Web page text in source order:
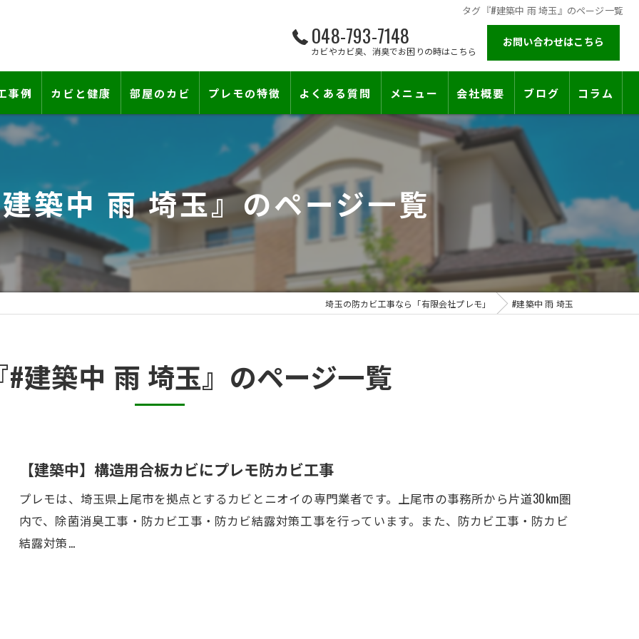
タグ『#建築中 雨 埼玉』のページ一覧
048-793-7148
カビやカビ臭、消臭でお困りの時はこちら
お問い合わせはこちら
―
事例 カビと健康 部屋のカビ
壁紙下地防カビ工事
壁紙カビ・壁紙下地のカビ
カビと結露対策
『またか…』の天井結露クレームに終止符を。賃貸オーナー様が最後に頼る専門工事
半地下・地下室のカビ
プレモの特徴
床下のカビ
建築中のカビ
漏水事故のカビ
雨漏りによるカビ
コンクリートのカビ
部屋の除菌消臭
よくある質問 メニュー 会社概要
施工対応エリア
ブログ コラム
築中 雨 埼玉』のページ一覧
埼玉の防カビ工事なら「有限会社プレモ」 #建築中 雨 埼玉
建築中 雨 埼玉』のページ一覧
【建築中】構造用合板カビにプレモ防カビ工事
プレモは、埼玉県上尾市を拠点とするカビとニオイの専門業者です。上尾市の事務所から片道30km圏
内で、除菌消臭工事・防カビ工事・防カビ結露対策工事を行っています。また、防カビ工事・防カビ
結露対策…